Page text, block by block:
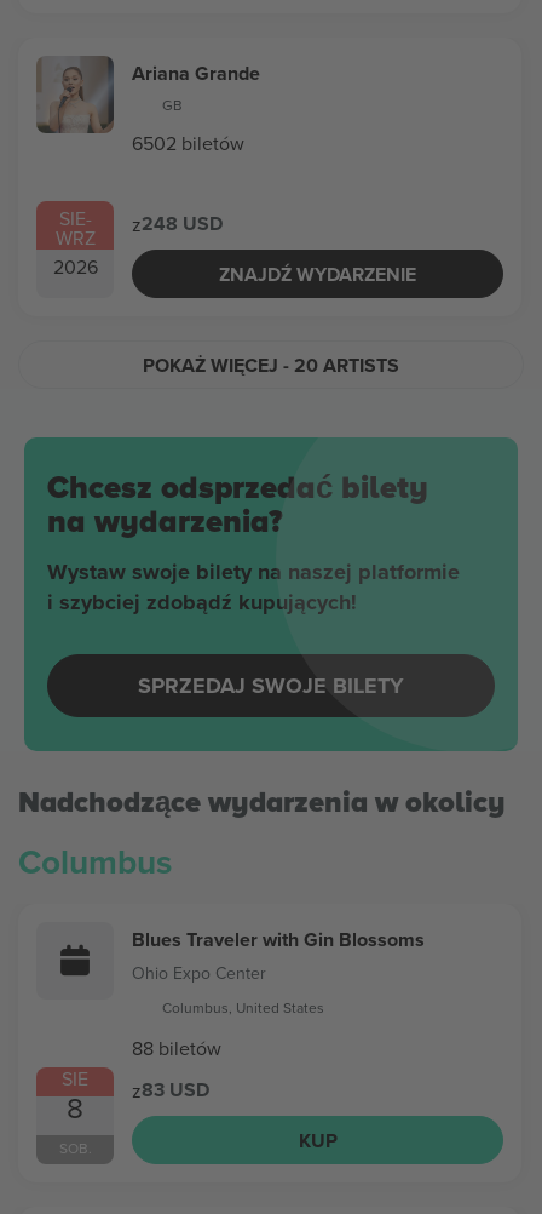
SIE-
WRZ
2026
Ariana Grande
GB
6502 biletów
z248 USD
ZNAJDŹ WYDARZENIE
POKAŻ WIĘCEJ - 20 ARTISTS
Chcesz odsprzedać bilety
na wydarzenia?
Wystaw swoje bilety na naszej platformie
i szybciej zdobądź kupujących!
SPRZEDAJ SWOJE BILETY
Nadchodzące wydarzenia w okolicy
Columbus
SIE
8
SOB.
Blues Traveler with Gin Blossoms
Ohio Expo Center
Columbus, United States
88 biletów
z83 USD
KUP